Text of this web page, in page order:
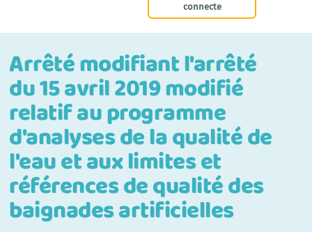
connecte
Arrêté modifiant l'arrêté
du 15 avril 2019 modifié
relatif au programme
d'analyses de la qualité de
l'eau et aux limites et
références de qualité des
baignades artificielles